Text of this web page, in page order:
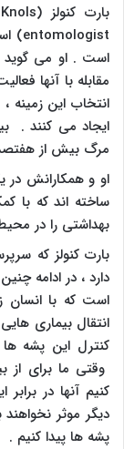
بارت کنولز (
entomologist
)
مقابله با آنها
انتخاب این
ایجاد می کنند .
مرگ بیش از
او و همکارانش در
ساخته اند که با
بهداشتی را در
بارت کنولز که
دارد ، در ادامه
است که با انسان
انتقال بیماری
کنترل این پشه
وقتی ما برای
کنیم آنها در
دیگر موثر
پشه ها پیدا کنیم .